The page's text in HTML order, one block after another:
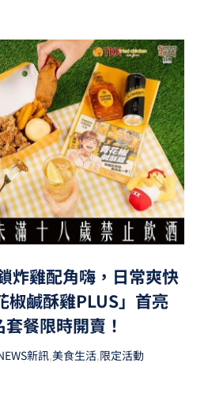
炸雞配角嗨，日常爽快
椒鹹酥雞PLUS」首亮
餐限時開賣！
新訊,美食生活,限定活動